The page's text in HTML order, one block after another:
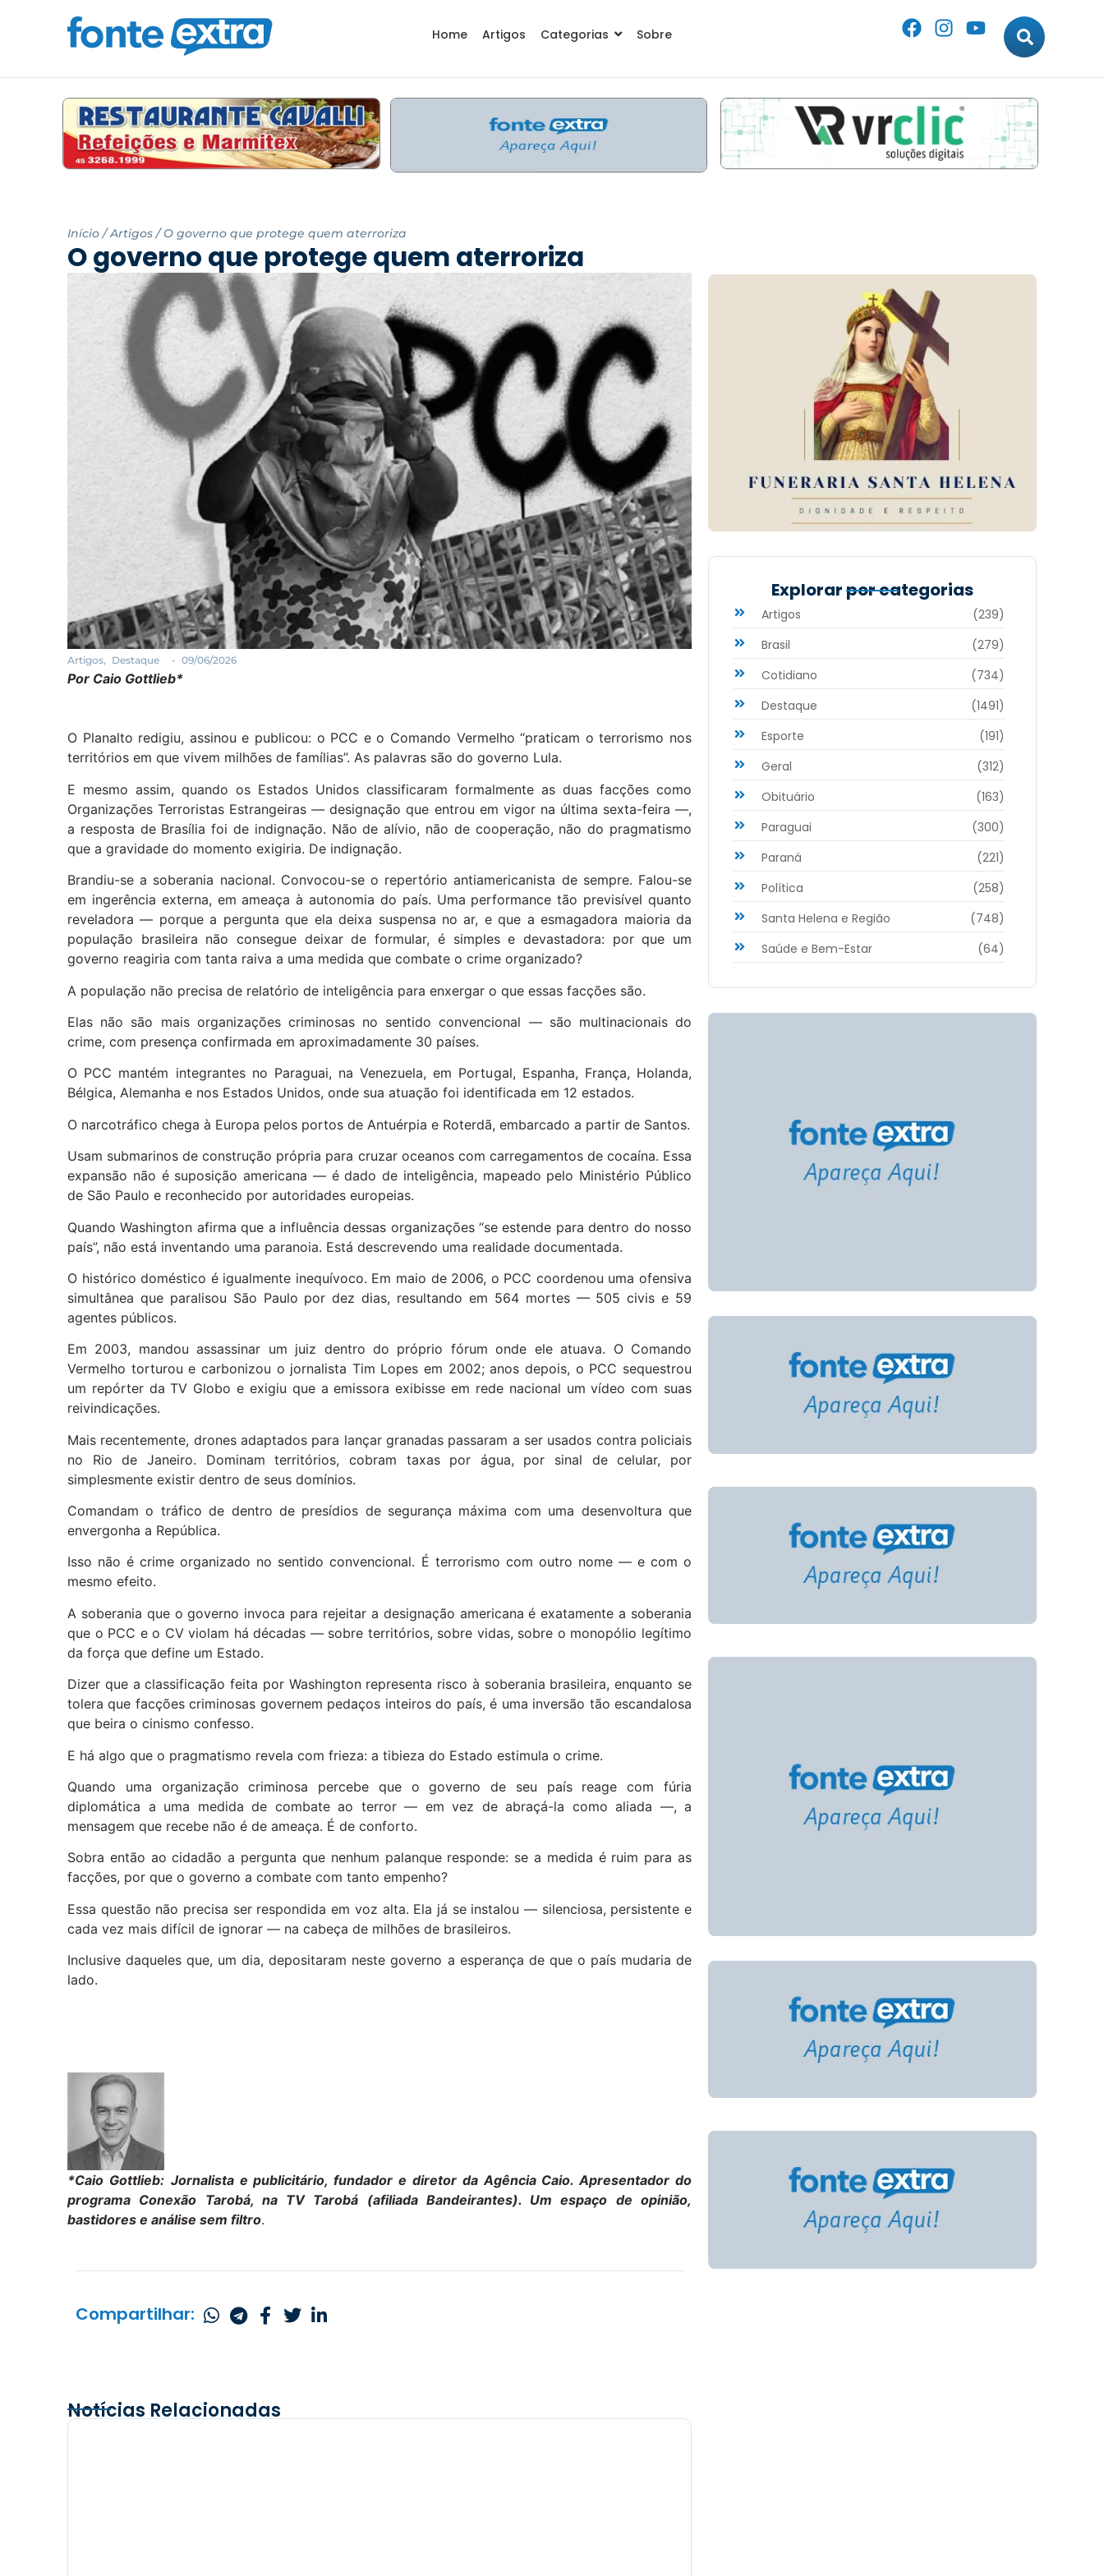
Home Artigos Categorias Sobre
Início / Artigos / O governo que protege quem aterroriza
O governo que protege quem aterroriza
Artigos, Destaque - 09/06/2026
Por Caio Gottlieb*
O Planalto redigiu, assinou e publicou: o PCC e o Comando Vermelho “praticam o terrorismo nos
territórios em que vivem milhões de famílias”. As palavras são do governo Lula.
E mesmo assim, quando os Estados Unidos classificaram formalmente as duas facções como
Organizações Terroristas Estrangeiras — designação que entrou em vigor na última sexta-feira —,
a resposta de Brasília foi de indignação. Não de alívio, não de cooperação, não do pragmatismo
que a gravidade do momento exigiria. De indignação.
Brandiu-se a soberania nacional. Convocou-se o repertório antiamericanista de sempre. Falou-se
em ingerência externa, em ameaça à autonomia do país. Uma performance tão previsível quanto
reveladora — porque a pergunta que ela deixa suspensa no ar, e que a esmagadora maioria da
população brasileira não consegue deixar de formular, é simples e devastadora: por que um
governo reagiria com tanta raiva a uma medida que combate o crime organizado?
A população não precisa de relatório de inteligência para enxergar o que essas facções são.
Elas não são mais organizações criminosas no sentido convencional — são multinacionais do
crime, com presença confirmada em aproximadamente 30 países.
O PCC mantém integrantes no Paraguai, na Venezuela, em Portugal, Espanha, França, Holanda,
Bélgica, Alemanha e nos Estados Unidos, onde sua atuação foi identificada em 12 estados.
O narcotráfico chega à Europa pelos portos de Antuérpia e Roterdã, embarcado a partir de Santos.
Usam submarinos de construção própria para cruzar oceanos com carregamentos de cocaína. Essa
expansão não é suposição americana — é dado de inteligência, mapeado pelo Ministério Público
de São Paulo e reconhecido por autoridades europeias.
Quando Washington afirma que a influência dessas organizações “se estende para dentro do nosso
país”, não está inventando uma paranoia. Está descrevendo uma realidade documentada.
O histórico doméstico é igualmente inequívoco. Em maio de 2006, o PCC coordenou uma ofensiva
simultânea que paralisou São Paulo por dez dias, resultando em 564 mortes — 505 civis e 59
agentes públicos.
Em 2003, mandou assassinar um juiz dentro do próprio fórum onde ele atuava. O Comando
Vermelho torturou e carbonizou o jornalista Tim Lopes em 2002; anos depois, o PCC sequestrou
um repórter da TV Globo e exigiu que a emissora exibisse em rede nacional um vídeo com suas
reivindicações.
Mais recentemente, drones adaptados para lançar granadas passaram a ser usados contra policiais
no Rio de Janeiro. Dominam territórios, cobram taxas por água, por sinal de celular, por
simplesmente existir dentro de seus domínios.
Comandam o tráfico de dentro de presídios de segurança máxima com uma desenvoltura que
envergonha a República.
Isso não é crime organizado no sentido convencional. É terrorismo com outro nome — e com o
mesmo efeito.
A soberania que o governo invoca para rejeitar a designação americana é exatamente a soberania
que o PCC e o CV violam há décadas — sobre territórios, sobre vidas, sobre o monopólio legítimo
da força que define um Estado.
Dizer que a classificação feita por Washington representa risco à soberania brasileira, enquanto se
tolera que facções criminosas governem pedaços inteiros do país, é uma inversão tão escandalosa
que beira o cinismo confesso.
E há algo que o pragmatismo revela com frieza: a tibieza do Estado estimula o crime.
Quando uma organização criminosa percebe que o governo de seu país reage com fúria
diplomática a uma medida de combate ao terror — em vez de abraçá-la como aliada —, a
mensagem que recebe não é de ameaça. É de conforto.
Sobra então ao cidadão a pergunta que nenhum palanque responde: se a medida é ruim para as
facções, por que o governo a combate com tanto empenho?
Essa questão não precisa ser respondida em voz alta. Ela já se instalou — silenciosa, persistente e
cada vez mais difícil de ignorar — na cabeça de milhões de brasileiros.
Inclusive daqueles que, um dia, depositaram neste governo a esperança de que o país mudaria de
lado.
*Caio Gottlieb: Jornalista e publicitário, fundador e diretor da Agência Caio. Apresentador do
programa Conexão Tarobá, na TV Tarobá (afiliada Bandeirantes). Um espaço de opinião,
bastidores e análise sem filtro.
Compartilhar:
Notícias Relacionadas
Explorar por categorias
Artigos
(239)
Brasil
(279)
Cotidiano
(734)
Destaque
(1491)
Esporte
(191)
Geral
(312)
Obituário
(163)
Paraguai
(300)
Paraná
(221)
Política
(258)
Santa Helena e Região
(748)
Saúde e Bem-Estar
(64)